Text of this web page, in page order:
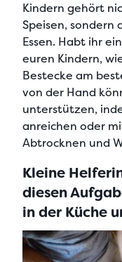
Kindern gehört
Speisen, sondern
Essen. Habt ihr
euren Kindern,
Bestecke am
von der Hand
unterstützen,
anreichen oder
Abtrocknen und
Kleine
diesen
in der Küche